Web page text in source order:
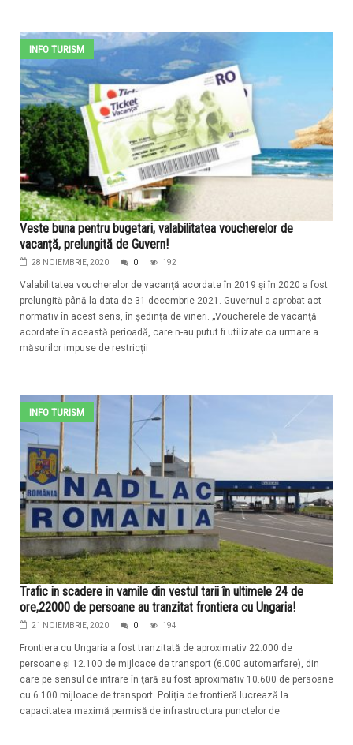
INFO TURISM
Veste buna pentru bugetari, valabilitatea voucherelor de
vacanță, prelungită de Guvern!
28 NOIEMBRIE, 2020 0 192
Valabilitatea voucherelor de vacanţă acordate în 2019 şi în 2020 a fost
prelungită până la data de 31 decembrie 2021. Guvernul a aprobat act
normativ în acest sens, în şedinţa de vineri. „Voucherele de vacanţă
acordate în această perioadă, care n-au putut fi utilizate ca urmare a
măsurilor impuse de restricţii
INFO TURISM
Trafic in scadere in vamile din vestul tarii în ultimele 24 de
ore,22000 de persoane au tranzitat frontiera cu Ungaria!
21 NOIEMBRIE, 2020 0 194
Frontiera cu Ungaria a fost tranzitată de aproximativ 22.000 de
persoane şi 12.100 de mijloace de transport (6.000 automarfare), din
care pe sensul de intrare în ţară au fost aproximativ 10.600 de persoane
cu 6.100 mijloace de transport. Poliția de frontieră lucrează la
capacitatea maximă permisă de infrastructura punctelor de